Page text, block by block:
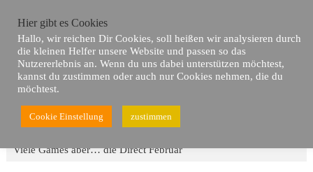
content
Du bist hier Home Neues
Viele Games aber… die Direct Februar
Hier gibt es Cookies
Hallo, wir reichen Dir Cookies, soll heißen wir analysieren durch
die kleinen Helfer unsere Website und passen so das
Nutzererlebnis an. Wenn du uns dabei unterstützen möchtest,
kannst du zustimmen oder auch nur Cookies nehmen, die du
möchtest.
Cookie Einstellung zustimmen